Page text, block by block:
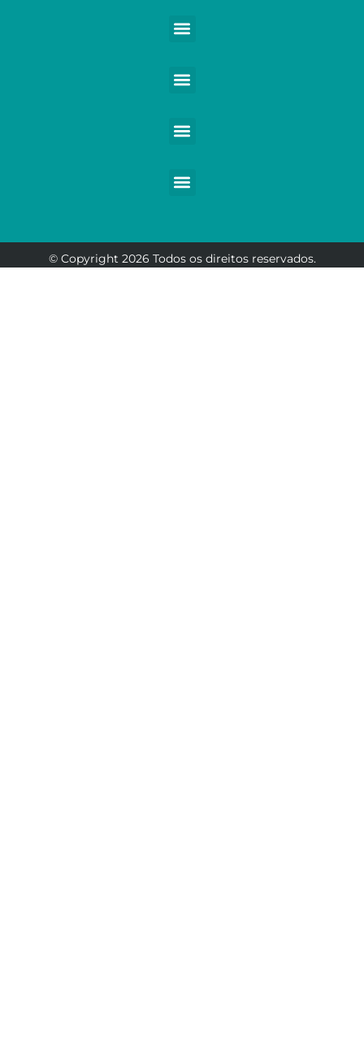
© Copyright 2026 Todos os direitos reservados.